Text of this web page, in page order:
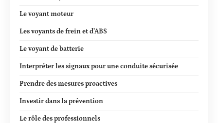
Le voyant moteur
Les voyants de frein et d’ABS
Le voyant de batterie
Interpréter les signaux pour une conduite sécurisée
Prendre des mesures proactives
Investir dans la prévention
Le rôle des professionnels